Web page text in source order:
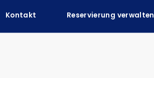
Kontakt Reservierung verwalten